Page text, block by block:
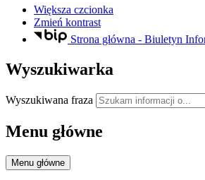
Większa czcionka
Zmień kontrast
Strona główna - Biuletyn
Wyszukiwarka
Wyszukiwana fraza
Menu główne
Menu główne